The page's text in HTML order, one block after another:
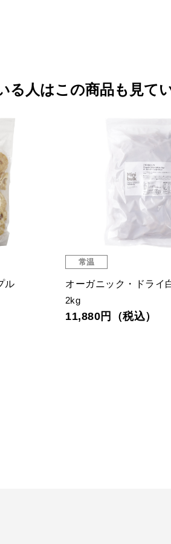
る人はこの商品も見て
ル
常温
オーガニック・ドライ
2kg
11,880円（税込）